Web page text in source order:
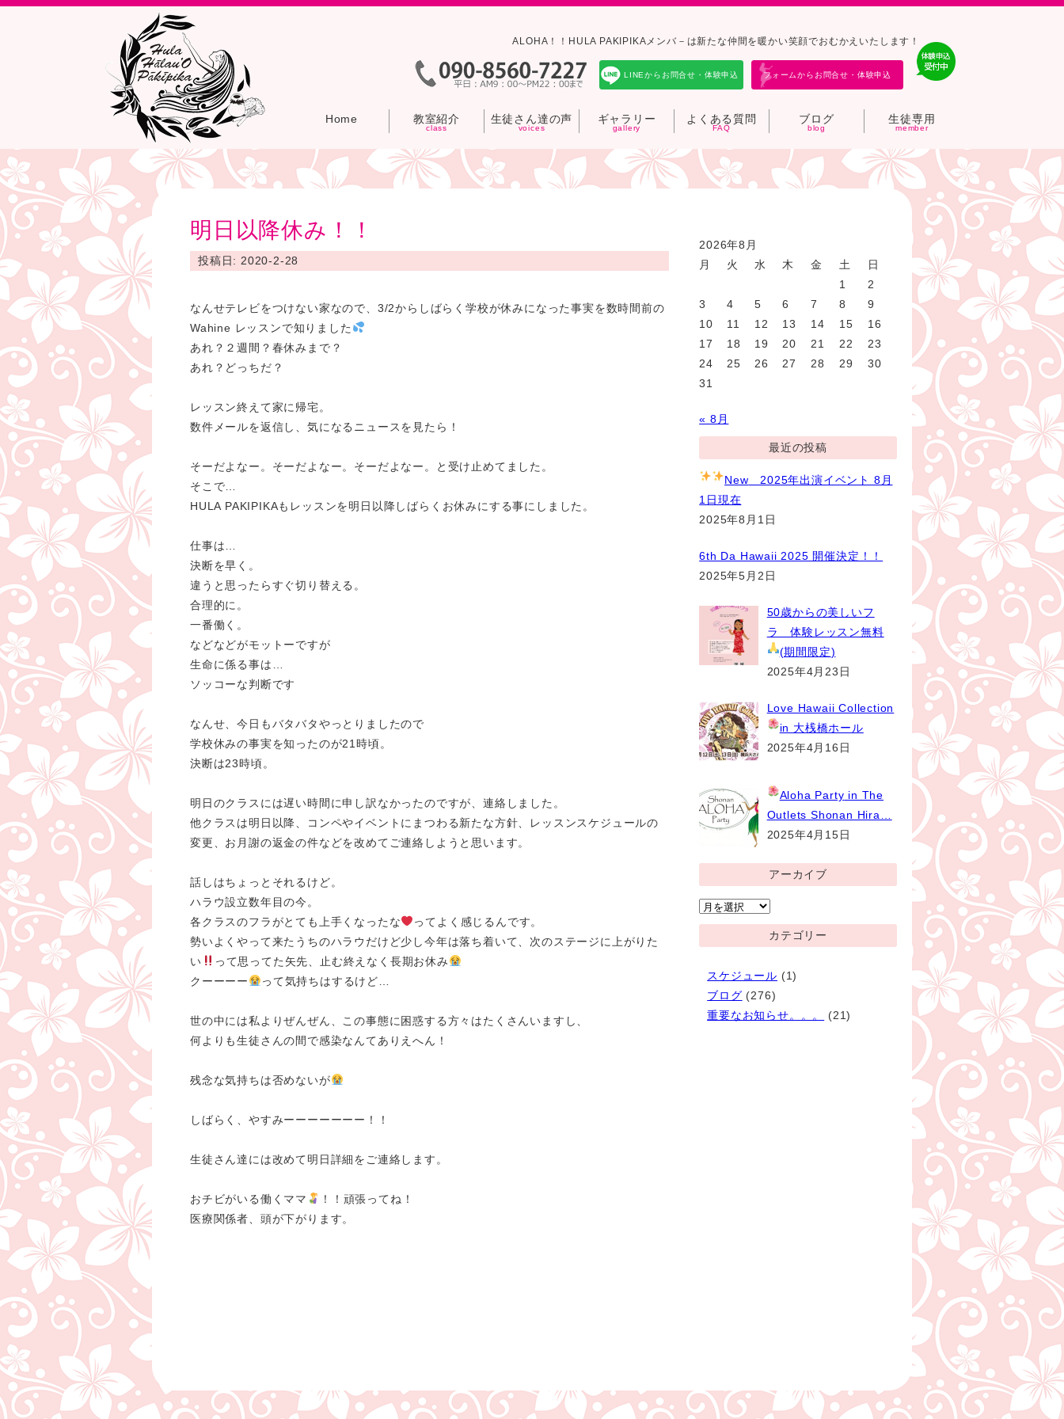
ALOHA！！HULA PAKIPIKAメンバ－は新たな仲間を暖かい笑顔でおむかえいたします！
LINEからお問合せ・体験申込 フォームからお問合せ・体験申込
Home 教室紹介 生徒さん達の声 ギャラリー よくある質問 ブログ 生徒専用
明日以降休み！！
投稿日: 2020-2-28
なんせテレビをつけない家なので、3/2からしばらく学校が休みになった事実を数時間前の
Wahine レッスンで知りました
あれ？２週間？春休みまで？
あれ？どっちだ？
レッスン終えて家に帰宅。
数件メールを返信し、気になるニュースを見たら！
そーだよなー。そーだよなー。そーだよなー。と受け止めてました。
そこで…
HULA PAKIPIKAもレッスンを明日以降しばらくお休みにする事にしました。
仕事は…
決断を早く。
違うと思ったらすぐ切り替える。
合理的に。
一番働く。
などなどがモットーですが
生命に係る事は…
ソッコーな判断です
なんせ、今日もバタバタやっとりましたので
学校休みの事実を知ったのが21時頃。
決断は23時頃。
明日のクラスには遅い時間に申し訳なかったのですが、連絡しました。
他クラスは明日以降、コンペやイベントにまつわる新たな方針、レッスンスケジュールの
変更、お月謝の返金の件などを改めてご連絡しようと思います。
話しはちょっとそれるけど。
ハラウ設立数年目の今。
各クラスのフラがとても上手くなったな
ってよく感じるんです。
勢いよくやって来たうちのハラウだけど少し今年は落ち着いて、次のステージに上がりた
い
って思ってた矢先、止む終えなく長期お休み
クーーーー
って気持ちはするけど…
世の中には私よりぜんぜん、この事態に困惑する方々はたくさんいますし、
何よりも生徒さんの間で感染なんてありえへん！
残念な気持ちは否めないが
しばらく、やすみーーーーーーー！！
生徒さん達には改めて明日詳細をご連絡します。
おチビがいる働くママ
！！頑張ってね！
医療関係者、頭が下がります。
2026年8月
月
火 水 木 金 土
日
1
2
3
4 5 6 7 8
9
10
11 12 13 14 15
16
17
18 19 20 21 22
23
24
25 26 27 28 29
30
31
« 8月
最近の投稿
New 2025年出演イベント 8月
1日現在
2025年8月1日
6th Da Hawaii 2025 開催決定！！
2025年5月2日
50歳からの美しいフ
ラ 体験レッスン無料
(期間限定)
2025年4月23日
Love Hawaii Collection
in 大桟橋ホール
2025年4月16日
Aloha Party in The
Outlets Shonan Hira…
2025年4月15日
アーカイブ
ア
ー
カ
ブ
カテゴリー
スケジュール (1)
ブログ (276)
重要なお知らせ。。。
(21)